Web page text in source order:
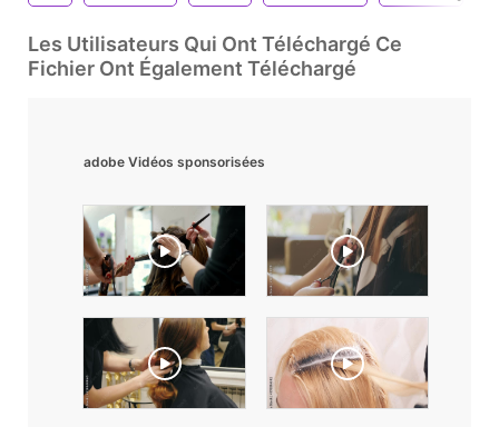
Les Utilisateurs Qui Ont Téléchargé Ce
Fichier Ont Également Téléchargé
adobe Vidéos sponsorisées